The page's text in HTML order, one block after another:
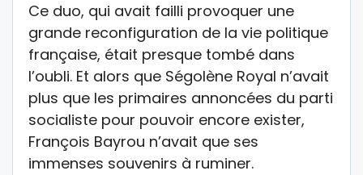
Ce duo, qui avait failli provoquer une
grande reconfiguration de la vie politique
française, était presque tombé dans
l’oubli. Et alors que Ségolène Royal n’avait
plus que les primaires annoncées du parti
socialiste pour pouvoir encore exister,
François Bayrou n’avait que ses
immenses souvenirs à ruminer.